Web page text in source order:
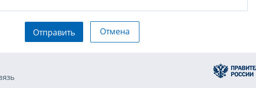
Отправить Отмена